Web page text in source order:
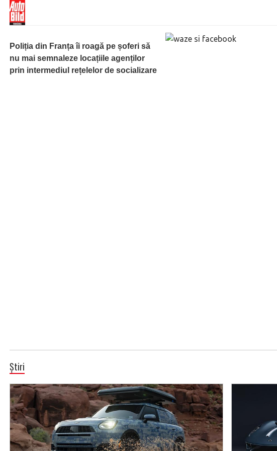
Poliția din Franța îi roagă pe șoferi să
nu mai semnaleze locațiile agenților
prin intermediul rețelelor de socializare
Știri